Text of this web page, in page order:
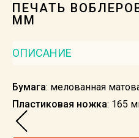
ПЕЧАТЬ
ММ
ОПИСАНИЕ
Бумага: мелованная
Пластиковая ножка: 165